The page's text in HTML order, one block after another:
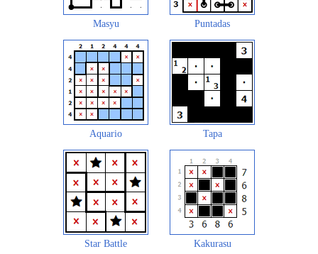
Masyu Puntadas
Aquario Tapa
Star Battle Kakurasu